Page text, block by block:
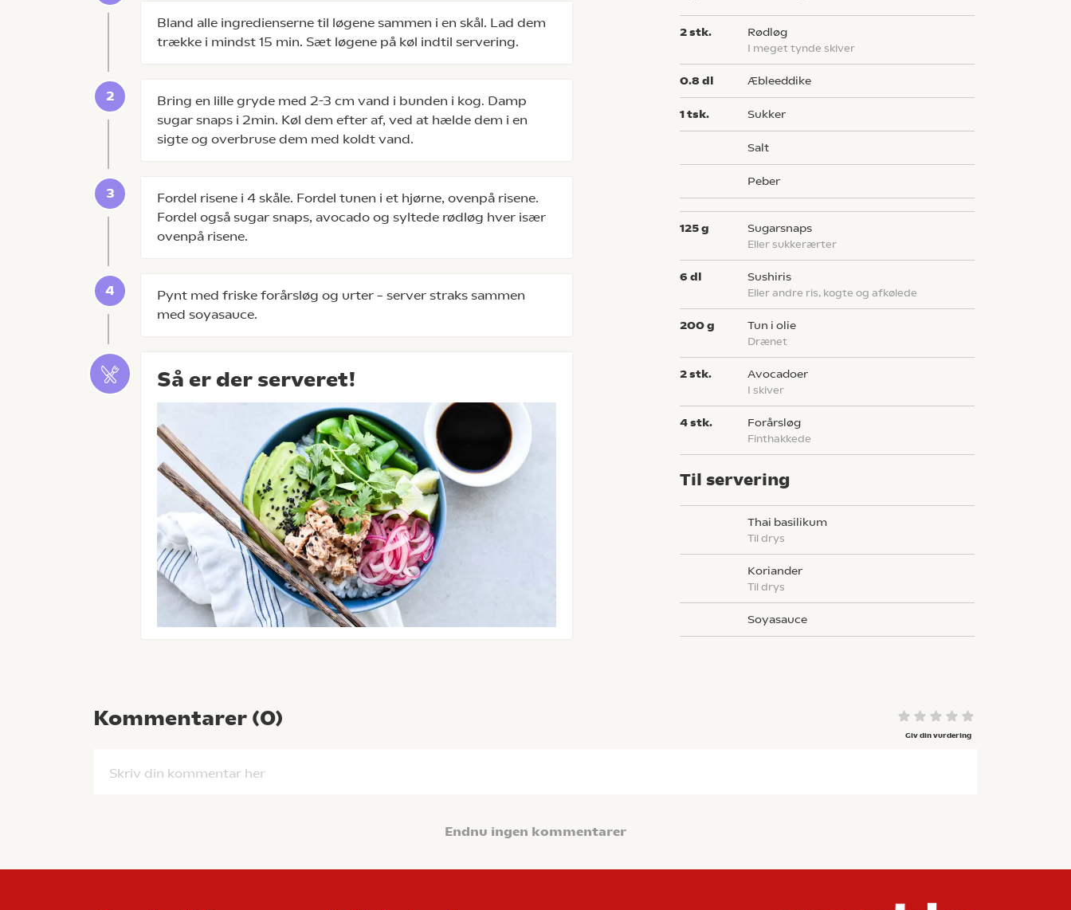
Bland alle ingredienserne til løgene sammen i en skål. Lad dem
trække i mindst 15 min. Sæt løgene på køl indtil servering.
Bring en lille gryde med 2-3 cm vand i bunden i kog. Damp
sugar snaps i 2min. Køl dem efter af, ved at hælde dem i en
sigte og overbruse dem med koldt vand.
Fordel risene i 4 skåle. Fordel tunen i et hjørne, ovenpå risene.
Fordel også sugar snaps, avocado og syltede rødløg hver især
ovenpå risene.
Pynt med friske forårsløg og urter – server straks sammen
med soyasauce.
Så er der serveret!
2stk. rødløg
i meget tynde skiver
0.8 dl æbleeddike
1tsk. sukker
salt
peber
125g sugarsnaps
eller sukkerærter
6 dl sushiris
eller andre ris, kogte og afkølede
200g tun i olie
drænet
2stk. avocadoer
i skiver
4stk. forårsløg
finthakkede
Til servering
thai basilikum
til drys
koriander
til drys
soyasauce
Kommentarer (0)
Giv din vurdering
Skriv din kommentar her
Endnu ingen kommentarer